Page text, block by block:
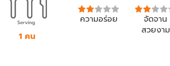
1 คน
ความอร่อย
จัดจาน
สวยงาม